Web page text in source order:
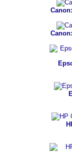
Canon:
Canon: